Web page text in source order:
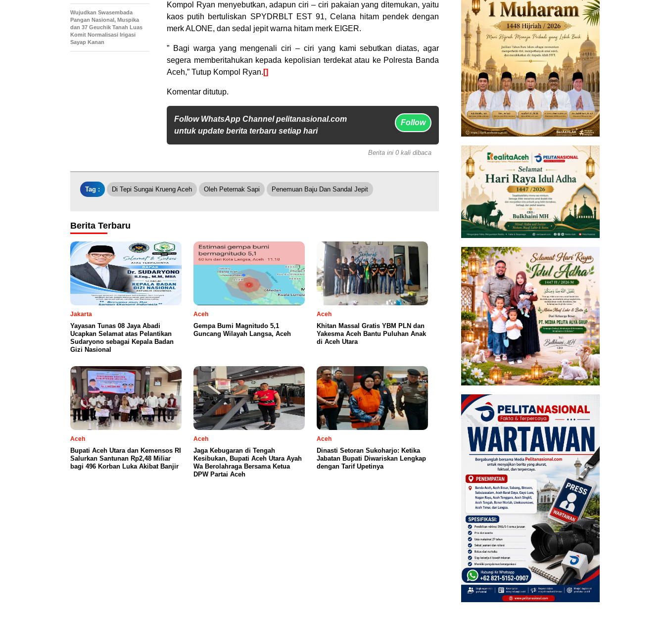
Kompol Ryan menyebutkan, adapun ciri – ciri pakaian yang ditemukan, yaitu
kaos putih bertuliskan SPYDRBLT EST 91, Celana hitam pendek dengan
merk ALONE, dan sedal jepit warna hitam merk EIGER.
” Bagi warga yang mengenali ciri – ciri yang kami sebutkan diatas, agar
segera memberitahukan kepada kepolisian terdekat atau ke Polresta Banda
Aceh,” Tutup Kompol Ryan. []
Komentar ditutup.
Follow WhatsApp Channel pelitanasional.com
untuk update berita terbaru setiap hari
Follow
Wujudkan Swasembada
Pangan Nasional, Muspika
dan 37 Geuchik Tanah Luas
Komit Normalisasi Irigasi
Sayap Kanan
Berita ini 0 kali dibaca
Tag : Di Tepi Sungai Krueng Aceh Oleh Peternak Sapi Penemuan Baju Dan Sandal Jepit
Berita Terbaru
Jakarta
Yayasan Tunas 08 Jaya Abadi
Ucapkan Selamat atas Pelantikan
Sudaryono sebagai Kepala Badan
Gizi Nasional
Aceh
Gempa Bumi Magnitudo 5,1
Guncang Wilayah Langsa, Aceh
Aceh
Khitan Massal Gratis YBM PLN dan
Yakesma Aceh Bantu Puluhan Anak
di Aceh Utara
Aceh
Bupati Aceh Utara dan Kemensos RI
Salurkan Santunan Rp2,48 Miliar
bagi 496 Korban Luka Akibat Banjir
Aceh
Jaga Kebugaran di Tengah
Kesibukan, Bupati Aceh Utara Ayah
Wa Berolahraga Bersama Ketua
DPW Partai Aceh
Aceh
Dinasti Setoran Sukoharjo: Ketika
Jabatan Bupati Diwariskan Lengkap
dengan Tarif Upetinya